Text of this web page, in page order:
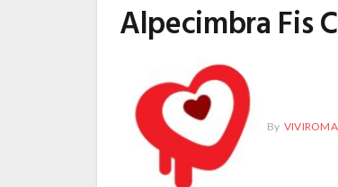
Alpecimbra Fis
By VIVIROMA